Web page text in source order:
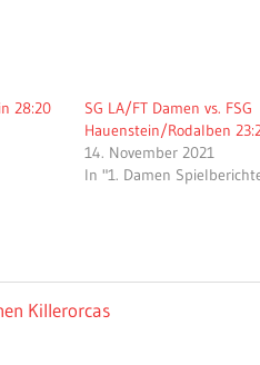
28:20
SG LA/FT Damen vs. FSG
Hauenstein/Rodalben
14. November 2021
In "1. Damen
Killerorcas